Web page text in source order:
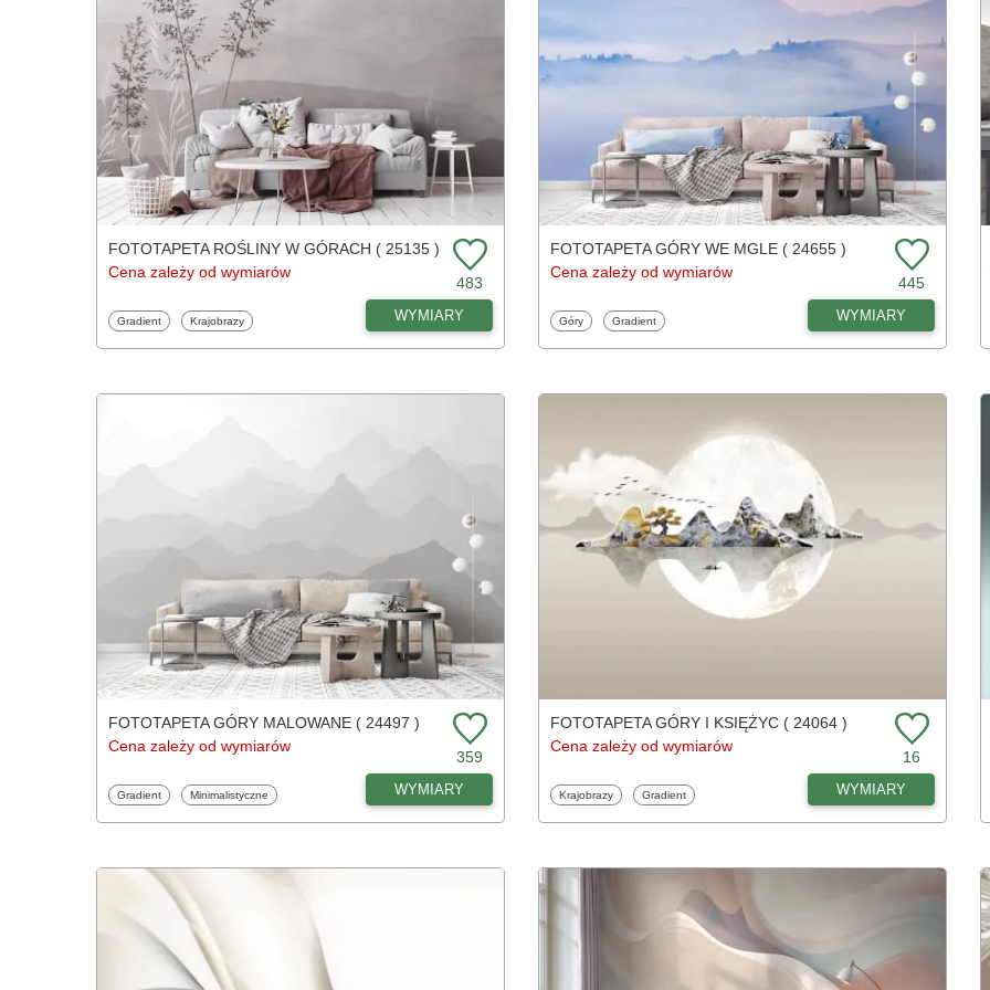
FOTOTAPETA ROŚLINY W GÓRACH ( 25135 )
Cena zależy od wymiarów
483
Fototapety
Gradient Fototapety
Krajobrazy WYMIARY
FOTOTAPETA GÓRY WE MGLE ( 24655 )
Cena zależy od wymiarów
445
Fototapety
Góry Fototapety
Gradient WYMIARY
FOTOTAPETA GÓRY MALOWANE ( 24497 )
Cena zależy od wymiarów
359
Fototapety
Gradient Fototapety
Minimalistyczne WYMIARY
FOTOTAPETA GÓRY I KSIĘŻYC ( 24064 )
Cena zależy od wymiarów
16
Fototapety
Krajobrazy Fototapety
Gradient WYMIARY